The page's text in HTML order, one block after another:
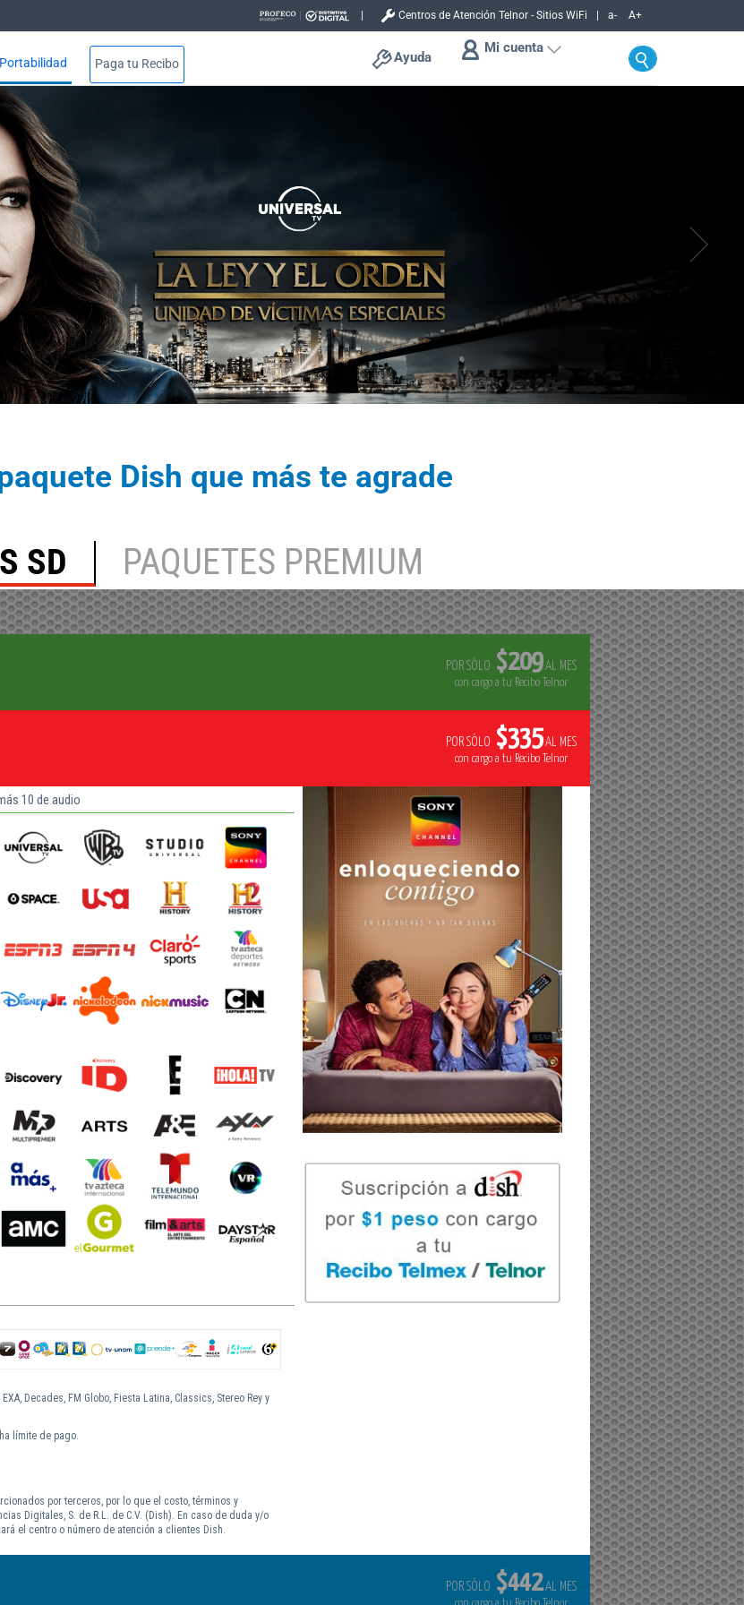
Centros de Atención Telnor - Sitios WiFi a- A+
Portabilidad Paga tu Recibo Ayuda
Mi cuenta
y programación - Hogar
Dish que más te agrade
SD PAQUETES PREMIUM
POR SÓLO $209AL MES
con cargo a tu Recibo Telnor
POR SÓLO $335AL MES
con cargo a tu Recibo Telnor
10 de audio
Decades, FM Globo, Fiesta Latina, Classics, Stereo Rey y
límite de pago.
por terceros, por lo que el costo, términos y
Digitales, S. de R.L. de C.V. (Dish). En caso de duda y/o
el centro o número de atención a clientes Dish.
POR SÓLO $442AL MES